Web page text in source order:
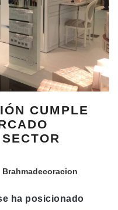
CUMPLE
Brahmadecoracion
ha posicionado